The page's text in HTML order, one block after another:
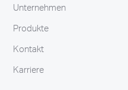
Unternehmen
Produkte
Kontakt
Karriere